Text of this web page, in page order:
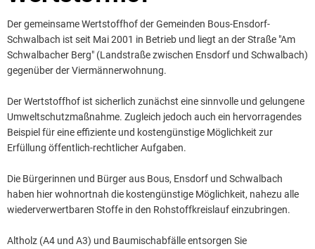
Der gemeinsame Wertstoffhof der Gemeinden Bous-Ensdorf-
Schwalbach ist seit Mai 2001 in Betrieb und liegt an der Straße "Am
Schwalbacher Berg" (Landstraße zwischen Ensdorf und Schwalbach)
gegenüber der Viermännerwohnung.
Der Wertstoffhof ist sicherlich zunächst eine sinnvolle und gelungene
Umweltschutzmaßnahme. Zugleich jedoch auch ein hervorragendes
Beispiel für eine effiziente und kostengünstige Möglichkeit zur
Erfüllung öffentlich-rechtlicher Aufgaben.
Die Bürgerinnen und Bürger aus Bous, Ensdorf und Schwalbach
haben hier wohnortnah die kostengünstige Möglichkeit, nahezu alle
wiederverwertbaren Stoffe in den Rohstoffkreislauf einzubringen.
Altholz (A4 und A3) und Baumischabfälle entsorgen Sie